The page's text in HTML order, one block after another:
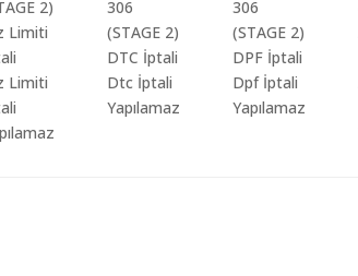
Limiti
Dtc İptali
Yapılamaz
Dpf İptali
Yapılamaz